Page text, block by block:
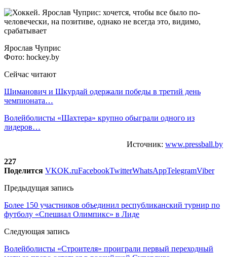
Ярослав Чуприс
Фото: hockey.by
Сейчас читают
Шиманович и Шкурдай одержали победы в третий день
чемпионата…
Волейболисты «Шахтера» крупно обыграли одного из
лидеров…
Источник: www.pressball.by
227
Поделится VKOK.ruFacebookTwitterWhatsAppTelegramViber
Предыдущая запись
Более 150 участников объединил республиканский турнир по
футболу «Спешиал Олимпикс» в Лиде
Следующая запись
Волейболисты «Строителя» проиграли первый переходный